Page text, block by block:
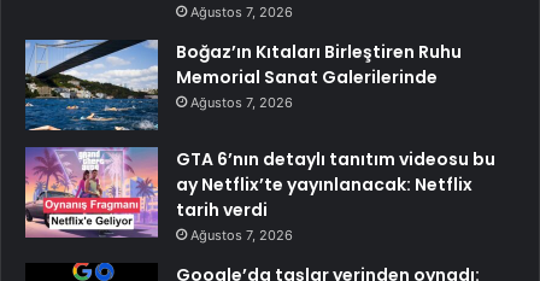
Ağustos 7, 2026
Boğaz’ın Kıtaları Birleştiren Ruhu
Memorial Sanat Galerilerinde
Ağustos 7, 2026
GTA 6’nın detaylı tanıtım videosu bu
ay Netflix’te yayınlanacak: Netflix
tarih verdi
Ağustos 7, 2026
Google’da taşlar yerinden oynadı: